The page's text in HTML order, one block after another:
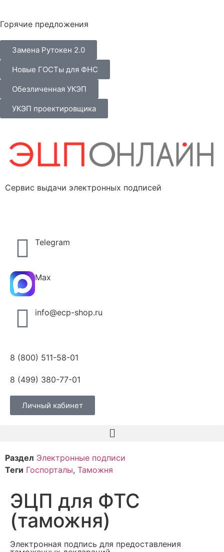
Горячие предложения
Замена Рутокен 2.0
Новые ГОСТы для ФНС
Обезличенная УКЭП
УКЭП проектировщика
Сервис выдачи электронных подписей
Telegram
Max
info@ecp-shop.ru
8 (800) 511-58-01
8 (499) 380-77-01
Личный кабинет
Раздел Электронные подписи
Теги Госпорталы, Таможня
ЭЦП для ФТС
(таможня)
Электронная подпись для предоставления